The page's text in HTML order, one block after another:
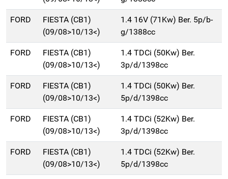
FORD
FIESTA (CB1)
(09/08>10/13<)
1.4 16V (71Kw) Ber. 5p/b-
g/1388cc
FORD
FIESTA (CB1)
(09/08>10/13<)
1.4 TDCi (50Kw) Ber.
3p/d/1398cc
FORD
FIESTA (CB1)
(09/08>10/13<)
1.4 TDCi (50Kw) Ber.
5p/d/1398cc
FORD
FIESTA (CB1)
(09/08>10/13<)
1.4 TDCi (52Kw) Ber.
3p/d/1398cc
FORD
FIESTA (CB1)
(09/08>10/13<)
1.4 TDCi (52Kw) Ber.
5p/d/1398cc